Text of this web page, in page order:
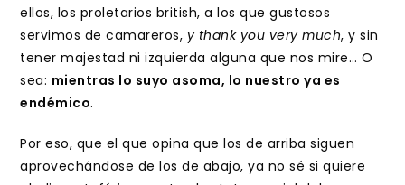
ellos, los proletarios british, a los que gustosos
servimos de camareros, y thank you very much, y sin
tener majestad ni izquierda alguna que nos mire… O
sea: mientras lo suyo asoma, lo nuestro ya es
endémico.
Por eso, que el que opina que los de arriba siguen
aprovechándose de los de abajo, ya no sé si quiere